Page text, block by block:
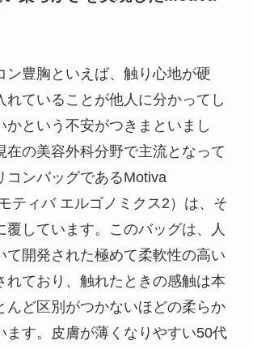
ン豊胸といえば、触り心地が硬
れていることが他人に分かってし
かという不安がつきまといまし
在の美容外科分野で主流となって
コンバッグであるMotiva
ティバ エルゴノミクス2）は、そ
覆しています。このバッグは、人
て開発された極めて柔軟性の高い
れており、触れたときの感触は本
んど区別がつかないほどの柔らか
ます。皮膚が薄くなりやすい50代